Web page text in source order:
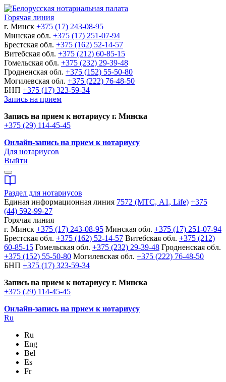
Горячая линия
г. Минск +375 (17) 243-08-95
Минская обл. +375 (17) 251-07-94
Брестская обл. +375 (162) 52-14-57
Витебская обл. +375 (212) 60-85-15
Гомельская обл. +375 (232) 29-39-48
Гродненская обл. +375 (152) 55-50-80
Могилевская обл. +375 (222) 76-48-50
БНП +375 (17) 323-59-34
Запись на прием
Запись на прием к нотариусу г. Минска
+375 (29) 114-45-45
Онлайн-запись на прием к нотариусу
Для нотариусов
Выйти
Раздел для нотариусов
Единая информационная линия 7572 (МТС, A1, Life) +375
(44) 592-99-27
Горячая линия
г. Минск +375 (17) 243-08-95 Минская обл. +375 (17) 251-07-94
Брестская обл. +375 (162) 52-14-57 Витебская обл. +375 (212)
60-85-15 Гомельская обл. +375 (232) 29-39-48 Гродненская обл.
+375 (152) 55-50-80 Могилевская обл. +375 (222) 76-48-50
БНП +375 (17) 323-59-34
Запись на прием к нотариусу г. Минска
+375 (29) 114-45-45
Онлайн-запись на прием к нотариусу
Ru
Ru
Eng
Bel
Es
Fr